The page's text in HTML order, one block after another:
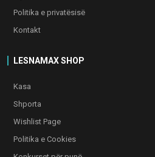
Politika e privatësisë
Kontakt
LESNAMAX SHOP
Kasa
Shporta
Wishlist Page
Politika e Cookies